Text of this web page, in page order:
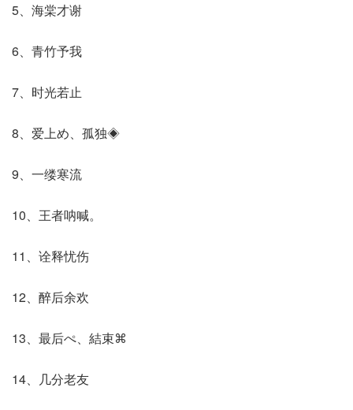
5、海棠才谢
6、青竹予我
7、时光若止
8、爱上め、孤独◈
9、一缕寒流
10、王者呐喊。
11、诠释忧伤
12、醉后余欢
13、最后ぺ、結束⌘
14、几分老友